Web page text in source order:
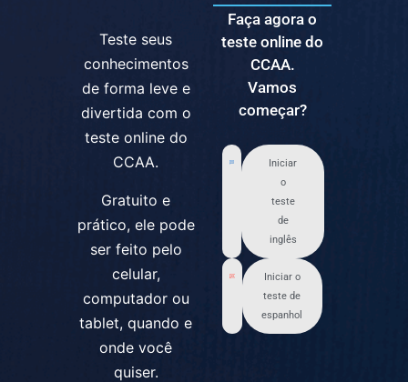
Teste seus
conhecimentos
de forma leve e
divertida com o
teste online do
CCAA.
Gratuito e
prático, ele pode
ser feito pelo
celular,
computador ou
tablet, quando e
onde você
quiser.
Faça agora o
teste online do
CCAA.
Vamos
começar?
Iniciar
o
teste
de
inglês
Iniciar o
teste de
espanhol